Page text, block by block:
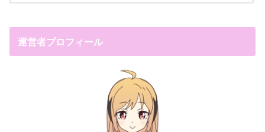
運営者プロフィール